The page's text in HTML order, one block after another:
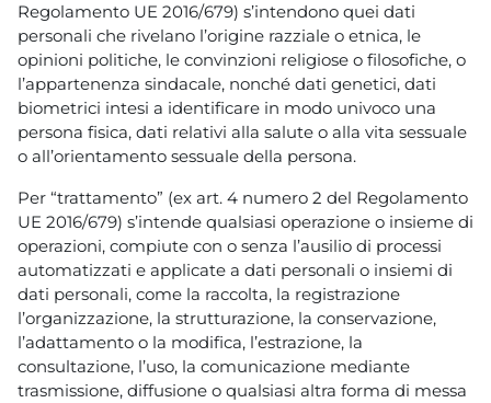
Regolamento UE 2016/679) s’intendono quei dati
personali che rivelano l’origine razziale o etnica, le
opinioni politiche, le convinzioni religiose o filosofiche, o
l’appartenenza sindacale, nonché dati genetici, dati
biometrici intesi a identificare in modo univoco una
persona fisica, dati relativi alla salute o alla vita sessuale
o all’orientamento sessuale della persona.
Per “trattamento” (ex art. 4 numero 2 del Regolamento
UE 2016/679) s’intende qualsiasi operazione o insieme di
operazioni, compiute con o senza l’ausilio di processi
automatizzati e applicate a dati personali o insiemi di
dati personali, come la raccolta, la registrazione
l’organizzazione, la strutturazione, la conservazione,
l’adattamento o la modifica, l’estrazione, la
consultazione, l’uso, la comunicazione mediante
trasmissione, diffusione o qualsiasi altra forma di messa